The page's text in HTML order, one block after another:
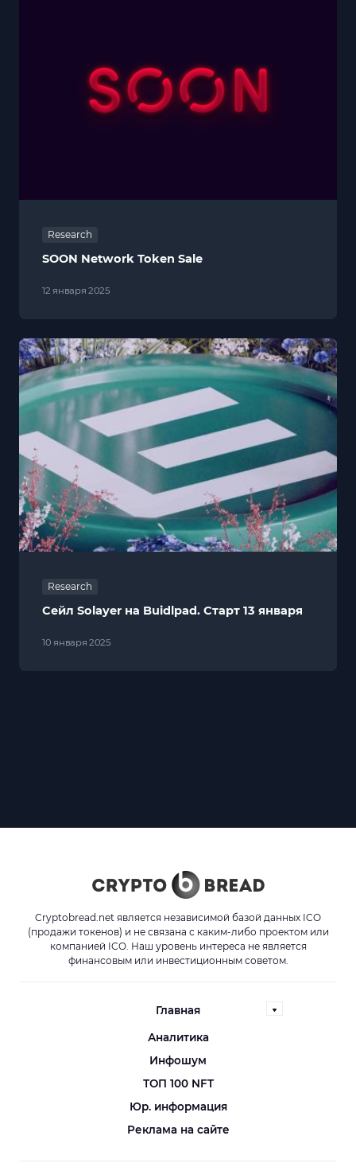
Research
12 января 2025
SOON Network Token Sale
Research
10 января 2025
Сейл Solayer на Buidlpad. Старт 13 января
Cryptobread.net является независимой базой данных ICO
(продажи токенов) и не связана с каким-либо проектом или
компанией ICO. Наш уровень интереса не является
финансовым или инвестиционным советом.
Главная
Аналитика
Инфошум
ТОП 100 NFT
Юр. информация
Реклама на сайте